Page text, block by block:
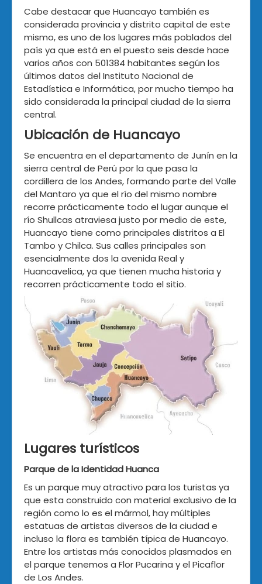
Cabe destacar que Huancayo también es
considerada provincia y distrito capital de este
mismo, es uno de los lugares más poblados del
país ya que está en el puesto seis desde hace
varios años con 501384 habitantes según los
últimos datos del Instituto Nacional de
Estadística e Informática, por mucho tiempo ha
sido considerada la principal ciudad de la sierra
central.
Ubicación de Huancayo
Se encuentra en el departamento de Junín en la
sierra central de Perú por la que pasa la
cordillera de los Andes, formando parte del Valle
del Mantaro ya que el río del mismo nombre
recorre prácticamente todo el lugar aunque el
río Shullcas atraviesa justo por medio de este,
Huancayo tiene como principales distritos a El
Tambo y Chilca. Sus calles principales son
esencialmente dos la avenida Real y
Huancavelica, ya que tienen mucha historia y
recorren prácticamente todo el sitio.
Lugares turísticos
Parque de la Identidad Huanca
Es un parque muy atractivo para los turistas ya
que esta construido con material exclusivo de la
región como lo es el mármol, hay múltiples
estatuas de artistas diversos de la ciudad e
incluso la flora es también típica de Huancayo.
Entre los artistas más conocidos plasmados en
el parque tenemos a Flor Pucarina y el Picaflor
de Los Andes.